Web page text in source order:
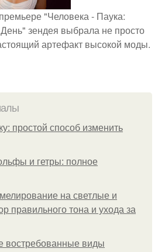
"Человека - Паука:
зендея выбрала не просто
артефакт высокой моды.
простой способ изменить
и гетры: полное
на светлые и
правильного тона и ухода за
востребованные виды